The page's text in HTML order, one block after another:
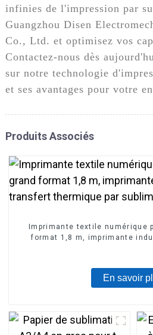
infinies de l'impression par
Guangzhou Disen
Co., Ltd. et optimisez vos
Contactez-nous dès
sur notre technologie
et ses avantages pour votre
Produits Associés
Imprimante textile numérique
format 1,8 m, imprimante
En savoir